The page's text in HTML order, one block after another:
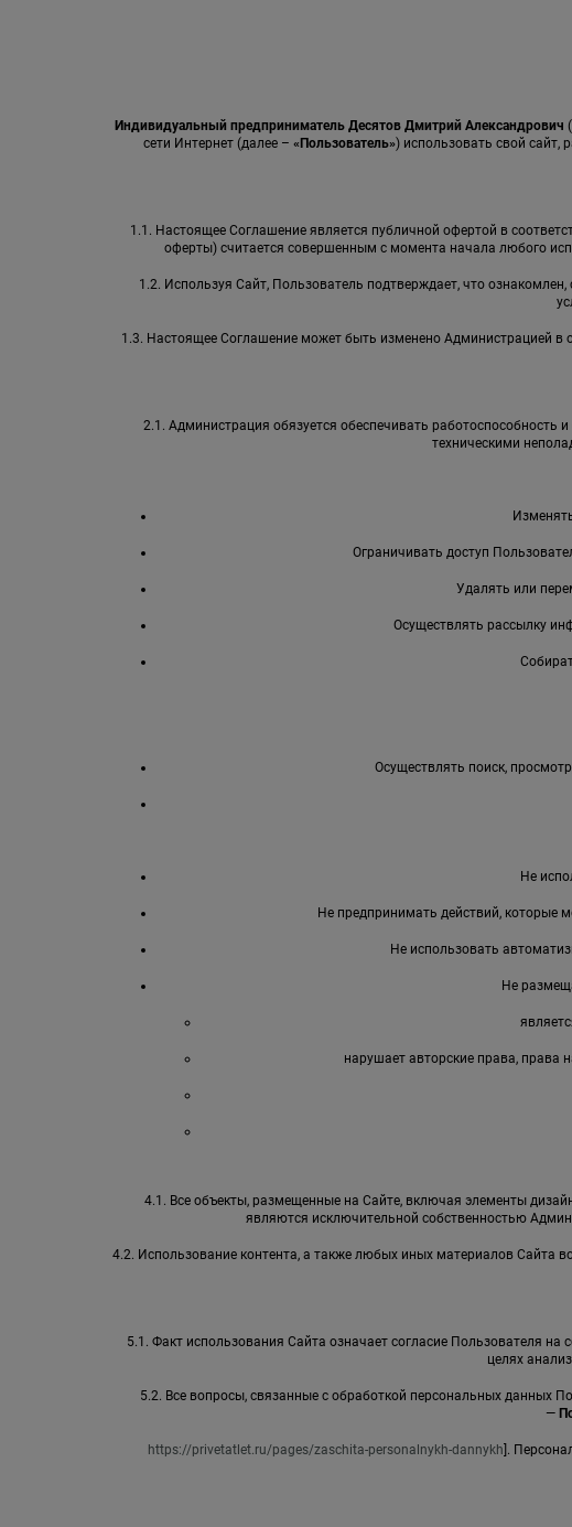
Индивидуальный предприниматель Десятов Дмитрий Александрович
сети Интернет (далее – «Пользователь») использовать свой сайт,
1.1. Настоящее Соглашение является публичной офертой в
оферты) считается совершенным с момента начала любого
1.2. Используя Сайт, Пользователь подтверждает, что
1.3. Настоящее Соглашение может быть изменено Администрацией в
2.1. Администрация обязуется обеспечивать работоспособность
техническими
Ограничивать доступ
Удалять или
Осуществлять рассылку
Осуществлять поиск,
Не
Не предпринимать действий, которые
Не использовать
Не
нарушает авторские права, права
4.1. Все объекты, размещенные на Сайте, включая элементы
являются исключительной собственностью
4.2. Использование контента, а также любых иных материалов Сайта
5.1. Факт использования Сайта означает согласие Пользователя
целях
5.2. Все вопросы, связанные с обработкой персональных данных
—
https://privetatlet.ru/pages/zaschita-personalnykh-dannykh].